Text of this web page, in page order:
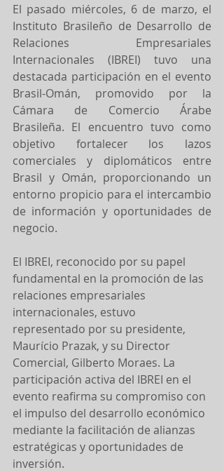
El pasado miércoles, 6 de marzo, el
Instituto Brasileño de Desarrollo de
Relaciones Empresariales
Internacionales (IBREI) tuvo una
destacada participación en el evento
Brasil-Omán, promovido por la
Cámara de Comercio Árabe
Brasileña. El encuentro tuvo como
objetivo fortalecer los lazos
comerciales y diplomáticos entre
Brasil y Omán, proporcionando un
entorno propicio para el intercambio
de información y oportunidades de
negocio.
El IBREI, reconocido por su papel
fundamental en la promoción de las
relaciones empresariales
internacionales, estuvo
representado por su presidente,
Maurício Prazak, y su Director
Comercial, Gilberto Moraes. La
participación activa del IBREI en el
evento reafirma su compromiso con
el impulso del desarrollo económico
mediante la facilitación de alianzas
estratégicas y oportunidades de
inversión.